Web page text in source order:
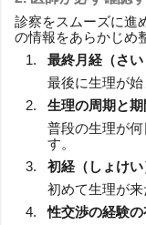
診察をスムーズに進
の情報をあらかじめ
最終月経（さ
最後に生理が始
生理の周期と期
普段の生理が
す。
初経（しょけ
初めて生理が来
性交渉の経験